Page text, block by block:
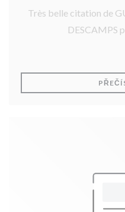
Très belle citation de GUS dans un
DESCAMPS